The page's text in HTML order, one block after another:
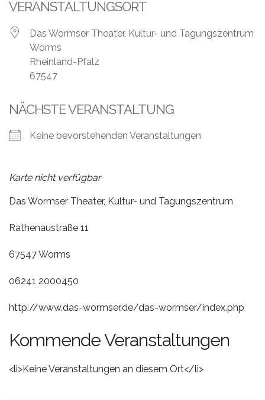
Über
uns
Fotos,
Videos
Referenzen
Blog
Jobs
Partner/Links
VERANSTALTUNGSORT
Das Wormser Theater, Kultur- und Tagungszentrum
Worms
Rheinland-Pfalz
67547
NÄCHSTE VERANSTALTUNG
Keine bevorstehenden Veranstaltungen
Karte nicht verfügbar
Das Wormser Theater, Kultur- und Tagungszentrum
Rathenaustraße 11
67547 Worms
06241 2000450
http://www.das-wormser.de/das-wormser/index.php
Kommende Veranstaltungen
<li>Keine Veranstaltungen an diesem Ort</li>